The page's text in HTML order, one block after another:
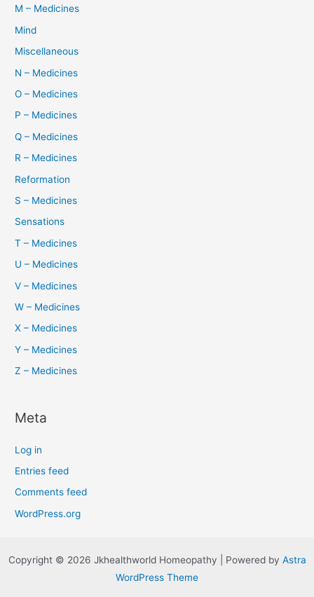
M – Medicines
Mind
Miscellaneous
N – Medicines
O – Medicines
P – Medicines
Q – Medicines
R – Medicines
Reformation
S – Medicines
Sensations
T – Medicines
U – Medicines
V – Medicines
W – Medicines
X – Medicines
Y – Medicines
Z – Medicines
Meta
Log in
Entries feed
Comments feed
WordPress.org
Copyright © 2026 Jkhealthworld Homeopathy | Powered by Astra
WordPress Theme